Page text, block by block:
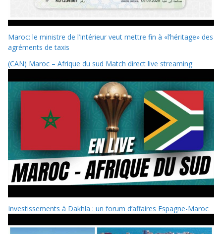
Maroc: le ministre de l’Intérieur veut mettre fin à «l’héritage» des
agréments de taxis
(CAN) Maroc – Afrique du sud Match direct live streaming
Investissements à Dakhla : un forum d’affaires Espagne-Maroc